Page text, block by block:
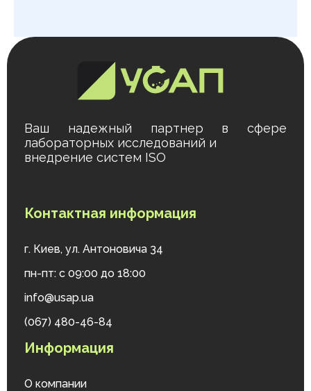
Ваш надежный партнер в сфере
лабораторных исследований и
внедрение систем ISO
Контактная информация
г. Киев, ул. Антоновича 34
пн-пт: с 09:00 до 18:00
info@usap.ua
(067) 480-46-84
Информация
О компании